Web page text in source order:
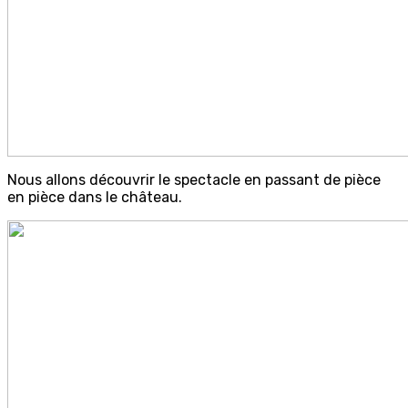
Nous allons découvrir le spectacle en passant de pièce
en pièce dans le château.